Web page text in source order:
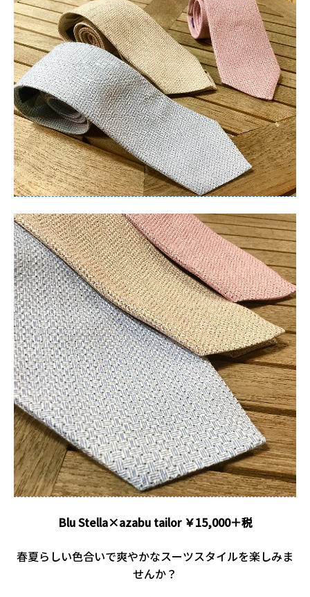
Blu Stella×azabu tailor ￥15,000＋税
春夏らしい色合いで爽やかなスーツスタイルを楽しみま
せんか？